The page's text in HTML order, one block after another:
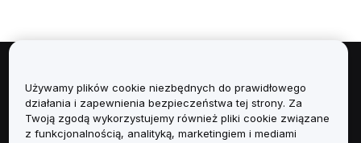
Informacje
Usługi
Używamy plików cookie niezbędnych do prawidłowego
działania i zapewnienia bezpieczeństwa tej strony. Za
Twoją zgodą wykorzystujemy również pliki cookie związane
z funkcjonalnością, analityką, marketingiem i mediami